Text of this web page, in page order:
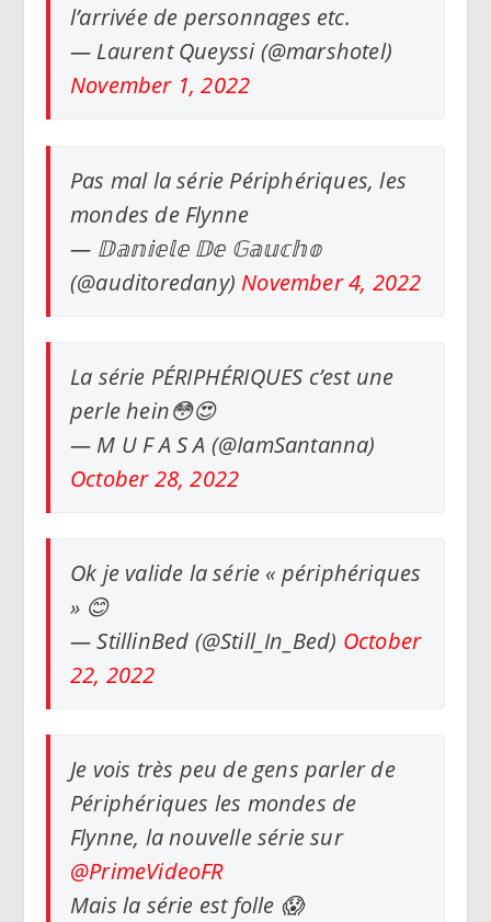
l’arrivée de personnages etc.
— Laurent Queyssi (@marshotel)
November 1, 2022
Pas mal la série Périphériques, les
mondes de Flynne
— 𝔻𝕒𝕟𝕚𝕖𝕝𝕖 𝔻𝕖 𝔾𝕒𝕦𝕔𝕙𝕠
(@auditoredany) November 4, 2022
La série PÉRIPHÉRIQUES c’est une
perle hein😳😍
— M U F A S A (@IamSantanna)
October 28, 2022
Ok je valide la série « périphériques
» 😊
— StillinBed (@Still_In_Bed) October
22, 2022
Je vois très peu de gens parler de
Périphériques les mondes de
Flynne, la nouvelle série sur
@PrimeVideoFR
Mais la série est folle 😱